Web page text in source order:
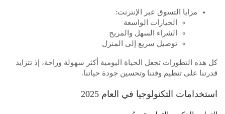
مزايا التسوق عبر الإنترنت:
الخيارات الواسعة
الشراء السهل والمريح
توصيل سريع إلى المنزل
كل هذه التطورات تجعل الحياة اليومية أكثر سهولة وراحة، إذ تتزايد
قدرتنا على تنظيم وقتنا وتحسين جودة حياتنا.
استخدامات التكنولوجيا في العام 2025